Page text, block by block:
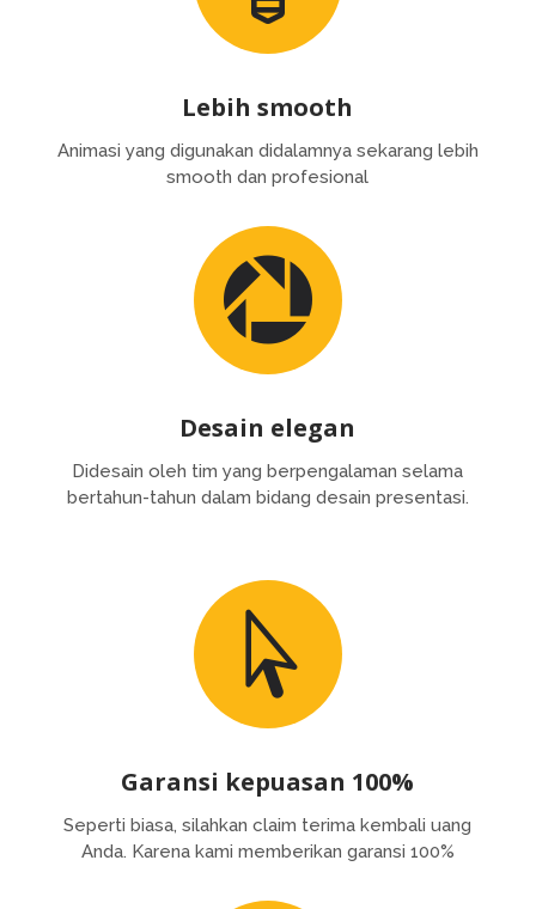
Lebih smooth
Animasi yang digunakan didalamnya sekarang lebih
smooth dan profesional

Desain elegan
Didesain oleh tim yang berpengalaman selama
bertahun-tahun dalam bidang desain presentasi.

Garansi kepuasan 100%
Seperti biasa, silahkan claim terima kembali uang
Anda. Karena kami memberikan garansi 100%